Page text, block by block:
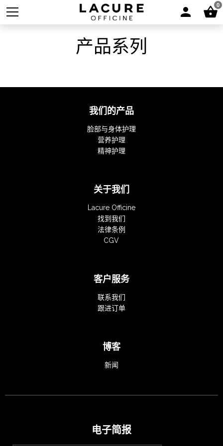
产品系列
我们的产品
脸部与身体护理
营养护理
精神护理
关于我们
Lacure Officine
找到我们
法律条例
CGV
客户服务
联系我们
跟进订单
博客
新闻
电子简报
0